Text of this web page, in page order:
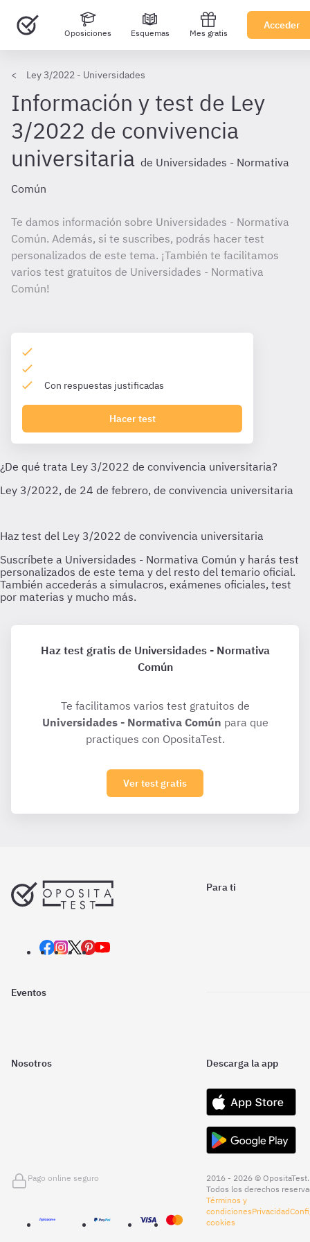
Oposiciones Esquemas Mes gratis
Acceder
Ley 3/2022 - Universidades
Información y test de Ley
3/2022 de convivencia
universitaria de Universidades - Normativa
Común
Te damos información sobre Universidades - Normativa
Común. Además, si te suscribes, podrás hacer test
personalizados de este tema. ¡También te facilitamos
varios test gratuitos de Universidades - Normativa
Común!
Con respuestas justificadas
Hacer test
Haz test gratis de Universidades - Normativa
Común
Te facilitamos varios test gratuitos de
Universidades - Normativa Común para que
practiques con OpositaTest.
Ver test gratis
Para ti
Eventos
Nosotros Descarga la app
Pago online seguro
2016 - 2026 © OpositaTest.
Todos los derechos
Términos y
condicionesPrivacidad
cookies